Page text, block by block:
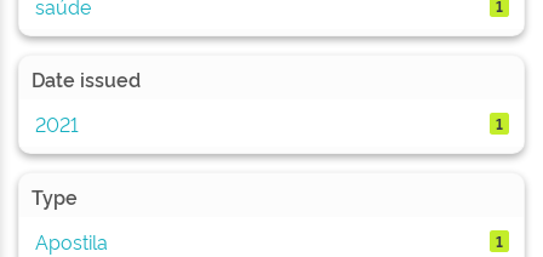
saúde 1
Date issued
2021
1
Type
Apostila
1